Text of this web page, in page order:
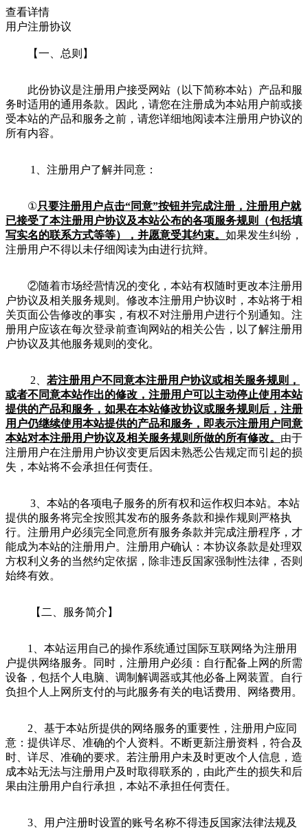
查看详情
用户注册协议
【一、总则】
此份协议是注册用户接受网站（以下简称本站）产品和服
务时适用的通用条款。因此，请您在注册成为本站用户前或接
受本站的产品和服务之前，请您详细地阅读本注册用户协议的
所有内容。
1、注册用户了解并同意：
①只要注册用户点击“同意”按钮并完成注册，注册用户就
已接受了本注册用户协议及本站公布的各项服务规则（包括填
写实名的联系方式等等），并愿意受其约束。 如果发生纠纷，
注册用户不得以未仔细阅读为由进行抗辩。
②随着市场经营情况的变化，本站有权随时更改本注册用
户协议及相关服务规则。修改本注册用户协议时，本站将于相
关页面公告修改的事实，有权不对注册用户进行个别通知。注
册用户应该在每次登录前查询网站的相关公告，以了解注册用
户协议及其他服务规则的变化。
2、 若注册用户不同意本注册用户协议或相关服务规则，
或者不同意本站作出的修改，注册用户可以主动停止使用本站
提供的产品和服务，如果在本站修改协议或服务规则后，注册
用户仍继续使用本站提供的产品和服务，即表示注册用户同意
本站对本注册用户协议及相关服务规则所做的所有修改。 由于
注册用户在注册用户协议变更后因未熟悉公告规定而引起的损
失，本站将不会承担任何责任。
3、本站的各项电子服务的所有权和运作权归本站。本站
提供的服务将完全按照其发布的服务条款和操作规则严格执
行。注册用户必须完全同意所有服务条款并完成注册程序，才
能成为本站的注册用户。注册用户确认：本协议条款是处理双
方权利义务的当然约定依据，除非违反国家强制性法律，否则
始终有效。
【二、服务简介】
1、本站运用自己的操作系统通过国际互联网络为注册用
户提供网络服务。同时，注册用户必须：自行配备上网的所需
设备，包括个人电脑、调制解调器或其他必备上网装置。自行
负担个人上网所支付的与此服务有关的电话费用、网络费用。
2、基于本站所提供的网络服务的重要性，注册用户应同
意：提供详尽、准确的个人资料。不断更新注册资料，符合及
时、详尽、准确的要求。若注册用户未及时更改个人信息，造
成本站无法与注册用户及时取得联系的，由此产生的损失和后
果由注册用户自行承担，本站不承担任何责任。
3、用户注册时设置的账号名称不得违反国家法律法规及